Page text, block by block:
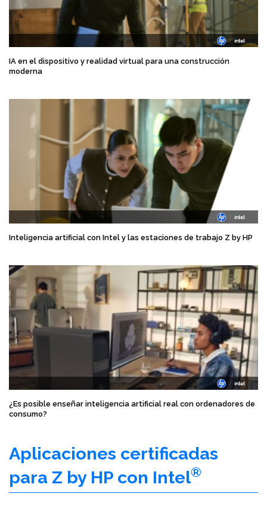
IA en el dispositivo y realidad virtual para una construcción
moderna
Inteligencia artificial con Intel y las estaciones de trabajo Z by HP
¿Es posible enseñar inteligencia artificial real con ordenadores de
consumo?
Aplicaciones certificadas
para Z by HP con Intel®